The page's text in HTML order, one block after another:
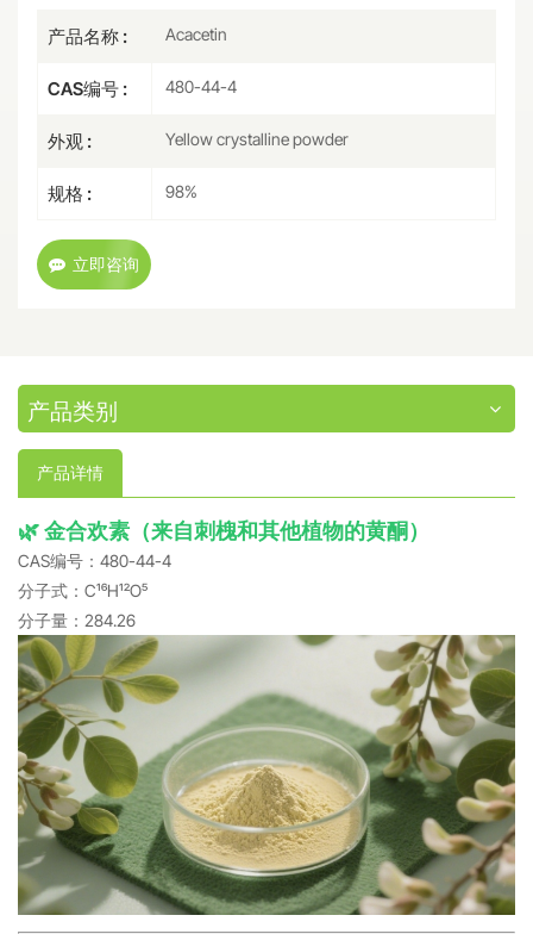
产品名称 : Acacetin
CAS编号 : 480-44-4
外观 : Yellow crystalline powder
规格 : 98%
立即咨询
产品类别
产品详情
🌿 金合欢素（来自刺槐和其他植物的黄酮）
CAS编号：480-44-4
分子式：C₁₆H₁₂O₅
分子量：284.26